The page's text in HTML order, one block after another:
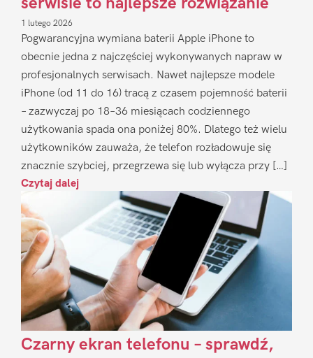
1 lutego 2026
Pogwarancyjna wymiana baterii Apple iPhone to
obecnie jedna z najczęściej wykonywanych napraw w
profesjonalnych serwisach. Nawet najlepsze modele
iPhone (od 11 do 16) tracą z czasem pojemność baterii
– zazwyczaj po 18–36 miesiącach codziennego
użytkowania spada ona poniżej 80%. Dlatego też wielu
użytkowników zauważa, że telefon rozładowuje się
znacznie szybciej, przegrzewa się lub wyłącza przy […]
Czytaj dalej
Czarny ekran telefonu – sprawdź,